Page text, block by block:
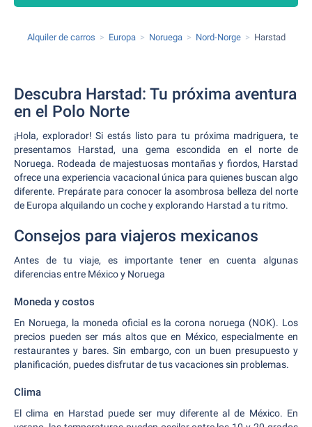
Alquiler de carros Europa Noruega Nord-Norge Harstad
Descubra Harstad: Tu próxima aventura
en el Polo Norte
¡Hola, explorador! Si estás listo para tu próxima madriguera, te
presentamos Harstad, una gema escondida en el norte de
Noruega. Rodeada de majestuosas montañas y fiordos, Harstad
ofrece una experiencia vacacional única para quienes buscan algo
diferente. Prepárate para conocer la asombrosa belleza del norte
de Europa alquilando un coche y explorando Harstad a tu ritmo.
Consejos para viajeros mexicanos
Antes de tu viaje, es importante tener en cuenta algunas
diferencias entre México y Noruega
Moneda y costos
En Noruega, la moneda oficial es la corona noruega (NOK). Los
precios pueden ser más altos que en México, especialmente en
restaurantes y bares. Sin embargo, con un buen presupuesto y
planificación, puedes disfrutar de tus vacaciones sin problemas.
Clima
El clima en Harstad puede ser muy diferente al de México. En